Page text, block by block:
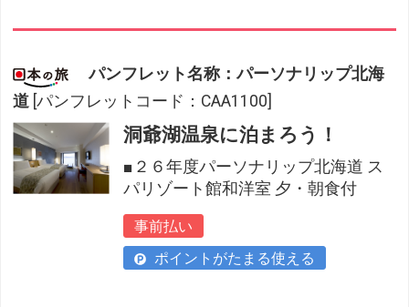
パンフレット名称：パーソナリップ北海
道 [パンフレットコード：CAA1100]
洞爺湖温泉に泊まろう！
■２６年度パーソナリップ北海道 ス
パリゾート館和洋室 夕・朝食付
事前払い
ポイントがたまる使える